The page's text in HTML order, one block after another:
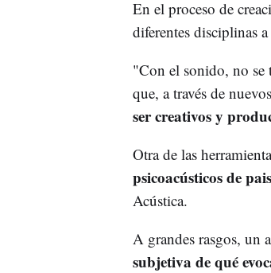
En el proceso de
diferentes disciplinas
"Con el sonido, no se
que, a través de
ser creativos y
Otra de las
psicoacústicos de
Acústica.
A grandes rasgos, un
subjetiva de qué